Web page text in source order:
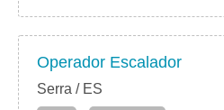
Operador Escalador
Serra / ES